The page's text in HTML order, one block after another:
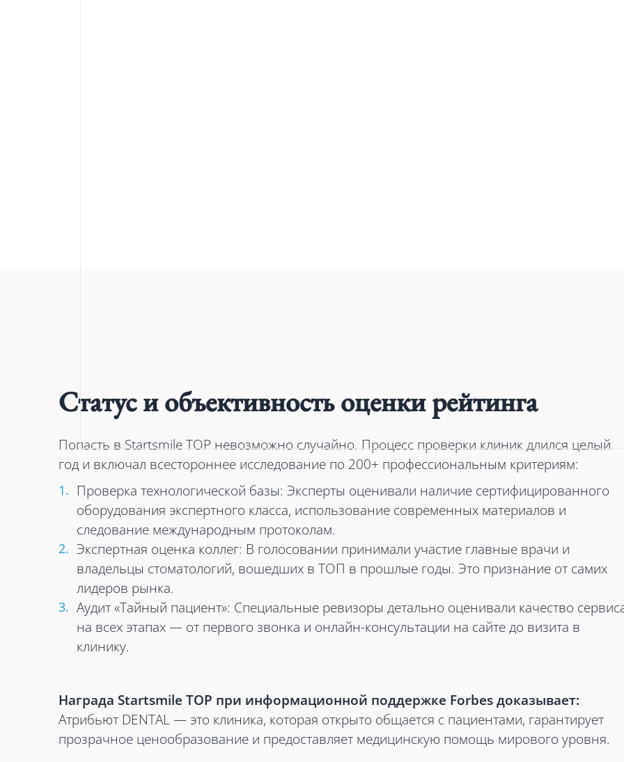
Статус и объективность оценки рейтинга
Попасть в Startsmile TOP невозможно случайно. Процесс проверки клиник длился целый
год и включал всестороннее исследование по 200+ профессиональным критериям:
Проверка технологической базы: Эксперты оценивали наличие сертифицированного
оборудования экспертного класса, использование современных материалов и
следование международным протоколам.
Экспертная оценка коллег: В голосовании принимали участие главные врачи и
владельцы стоматологий, вошедших в ТОП в прошлые годы. Это признание от самих
лидеров рынка.
Аудит «Тайный пациент»: Специальные ревизоры детально оценивали качество
на всех этапах — от первого звонка и онлайн-консультации на сайте до визита в
клинику.
Награда Startsmile TOP при информационной поддержке Forbes доказывает:
Атрибьют DENTAL — это клиника, которая открыто общается с пациентами, гарантирует
прозрачное ценообразование и предоставляет медицинскую помощь мирового уровня.